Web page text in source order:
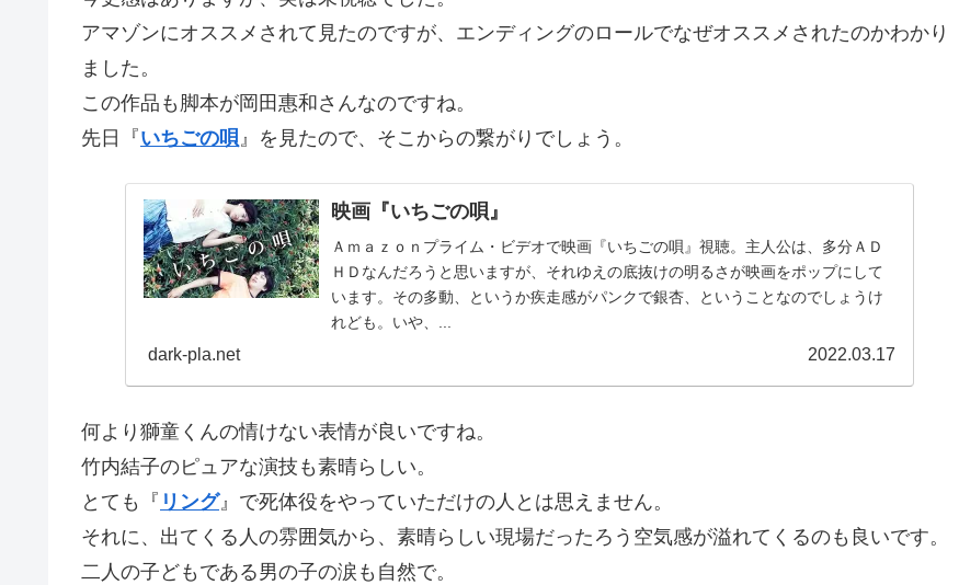
アマゾンにオススメされて見たのですが、エンディングのロールでなぜオススメされたのかわかり
ました。
この作品も脚本が岡田惠和さんなのですね。
先日『いちごの唄 』を見たので、そこからの繋がりでしょう。
映画『いちごの唄』
Ａｍａｚｏｎプライム・ビデオで映画『いちごの唄』視聴。主人公は、多分ＡＤ
ＨＤなんだろうと思いますが、それゆえの底抜けの明るさが映画をポップにして
います。その多動、というか疾走感がパンクで銀杏、ということなのでしょうけ
れども。いや、...
dark-pla.net 2022.03.17
何より獅童くんの情けない表情が良いですね。
竹内結子のピュアな演技も素晴らしい。
とても『 リング』で死体役をやっていただけの人とは思えません。
それに、出てくる人の雰囲気から、素晴らしい現場だったろう空気感が溢れてくるのも良いです。
二人の子どもである男の子の涙も自然で。